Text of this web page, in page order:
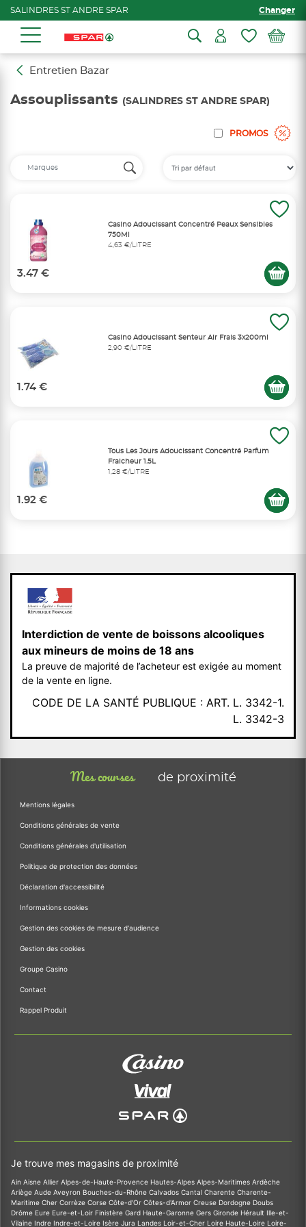
SALINDRES ST ANDRE SPAR Changer
Entretien Bazar
Assouplissants (SALINDRES ST ANDRE SPAR)
PROMOS
Casino Adoucissant Concentré Peaux Sensibles
750Ml
4,63 €/LITRE
3.47 €
Casino Adoucissant Senteur Air Frais 3x200ml
2,90 €/LITRE
1.74 €
Tous Les Jours Adoucissant Concentré Parfum
Fraicheur 1.5L
1,28 €/LITRE
1.92 €
Interdiction de vente de boissons alcooliques
aux mineurs de moins de 18 ans
La preuve de majorité de l’acheteur est exigée au moment
de la vente en ligne.
CODE DE LA SANTÉ PUBLIQUE : ART. L. 3342-1.
L. 3342-3
Mes courses de proximité
Mentions légales
Conditions générales de vente
Conditions générales d'utilisation
Politique de protection des données
Déclaration d'accessibilité
Informations cookies
Gestion des cookies de mesure d'audience
Gestion des cookies
Groupe Casino
Contact
Rappel Produit
Je trouve mes magasins de proximité
Ain Aisne Allier Alpes-de-Haute-Provence Hautes-Alpes Alpes-Maritimes Ardèche
Ariège Aude Aveyron Bouches-du-Rhône Calvados Cantal Charente Charente-
Maritime Cher Corrèze Corse Côte-d'Or Côtes-d'Armor Creuse Dordogne Doubs
Drôme Eure Eure-et-Loir Finistère Gard Haute-Garonne Gers Gironde Hérault Ille-et-
Vilaine Indre Indre-et-Loire Isère Jura Landes Loir-et-Cher Loire Haute-Loire Loire-